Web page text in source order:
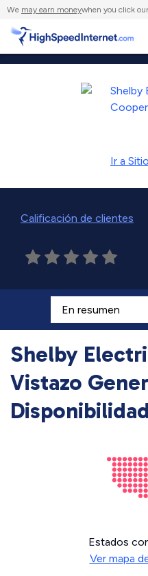
We may earn moneywhen you click
Ir a Sitio
Calificación de clientes
Shelby
Vistazo
Disponibilidad
Estados
Ver mapa